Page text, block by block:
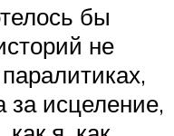
бы
не
исцеление,